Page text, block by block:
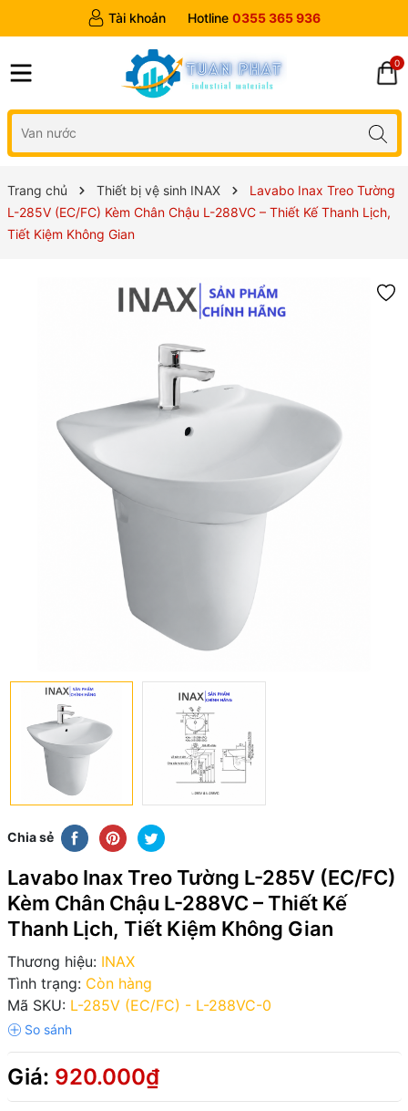
Tài khoản Hotline 0355 365 936
0
Trang chủ Thiết bị vệ sinh INAX
Lavabo Inax Treo Tường
L-285V (EC/FC) Kèm Chân Chậu L-288VC – Thiết Kế Thanh Lịch,
Tiết Kiệm Không Gian
Chia sẻ
Lavabo Inax Treo Tường L-285V (EC/FC)
Kèm Chân Chậu L-288VC – Thiết Kế
Thanh Lịch, Tiết Kiệm Không Gian
Thương hiệu: INAX
Tình trạng: Còn hàng
Mã SKU: L-285V (EC/FC) - L-288VC-0
Giá: 920.000₫